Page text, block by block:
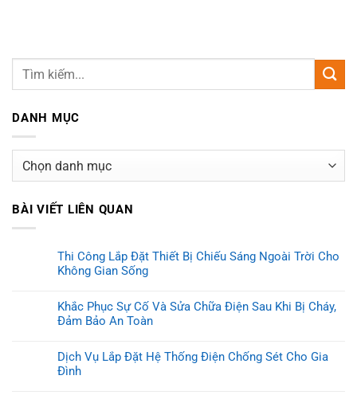
DANH MỤC
mục
BÀI VIẾT LIÊN QUAN
Thi Công Lắp Đặt Thiết Bị Chiếu Sáng Ngoài Trời Cho
Không Gian Sống
Khắc Phục Sự Cố Và Sửa Chữa Điện Sau Khi Bị Cháy,
Đảm Bảo An Toàn
Dịch Vụ Lắp Đặt Hệ Thống Điện Chống Sét Cho Gia
Đình